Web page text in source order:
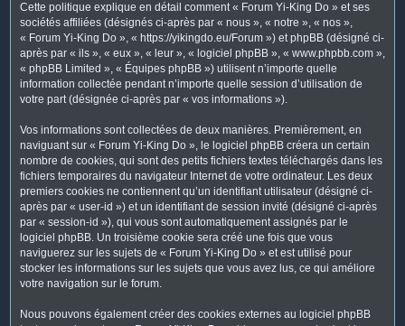
Cette politique explique en détail comment « Forum Yi-King Do » et ses
sociétés affiliées (désignés ci-après par « nous », « notre », « nos »,
« Forum Yi-King Do », « https://yikingdo.eu/Forum ») et phpBB (désigné ci-
après par « ils », « eux », « leur », « logiciel phpBB », « www.phpbb.com »,
« phpBB Limited », « Équipes phpBB ») utilisent n’importe quelle
information collectée pendant n’importe quelle session d’utilisation de
votre part (désignée ci-après par « vos informations »).
Vos informations sont collectées de deux manières. Premièrement, en
naviguant sur « Forum Yi-King Do », le logiciel phpBB créera un certain
nombre de cookies, qui sont des petits fichiers textes téléchargés dans les
fichiers temporaires du navigateur Internet de votre ordinateur. Les deux
premiers cookies ne contiennent qu’un identifiant utilisateur (désigné ci-
après par « user-id ») et un identifiant de session invité (désigné ci-après
par « session-id »), qui vous sont automatiquement assignés par le
logiciel phpBB. Un troisième cookie sera créé une fois que vous
naviguerez sur les sujets de « Forum Yi-King Do » et est utilisé pour
stocker les informations sur les sujets que vous avez lus, ce qui améliore
votre navigation sur le forum.
Nous pouvons également créer des cookies externes au logiciel phpBB